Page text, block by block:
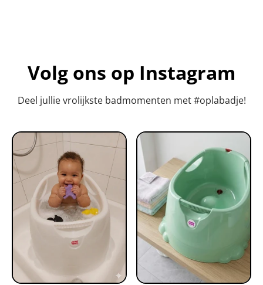
Volg ons op Instagram
Deel jullie vrolijkste badmomenten met #oplabadje!